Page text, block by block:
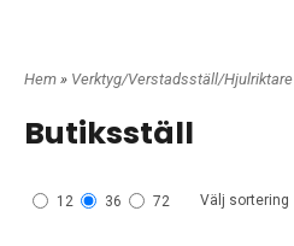
Hem » Verktyg/Verstadsställ/Hjulriktare
Butiksställ
12 36 72 Välj sortering